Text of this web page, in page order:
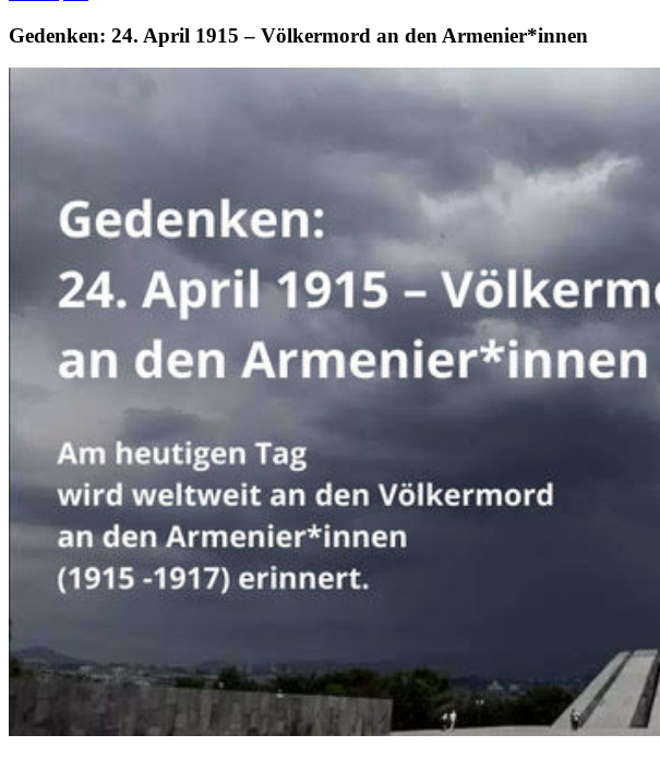
Gedenken: 24. April 1915 – Völkermord an den Armenier*innen